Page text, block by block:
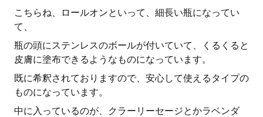
こちらね、ロールオンといって、細長い瓶になってい
て、
瓶の頭にステンレスのボールが付いていて、くるくると
皮膚に塗布できるようなものになっています。
既に希釈されておりますので、安心して使えるタイプの
ものになっています。
中に入っているのが、クラーリーセージとかラベンダ